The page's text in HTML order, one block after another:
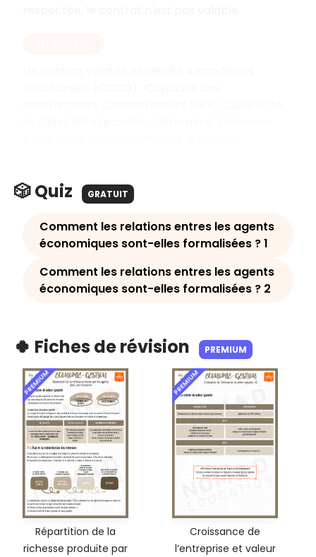
🎲 Quiz GRATUIT
Comment les relations entres les agents
économiques sont-elles formalisées ? 1
Comment les relations entres les agents
économiques sont-elles formalisées ? 2
🍀 Fiches de révision PREMIUM
PREMIUM
Répartition de la
richesse produite par
PREMIUM
Croissance de
l’entreprise et valeur